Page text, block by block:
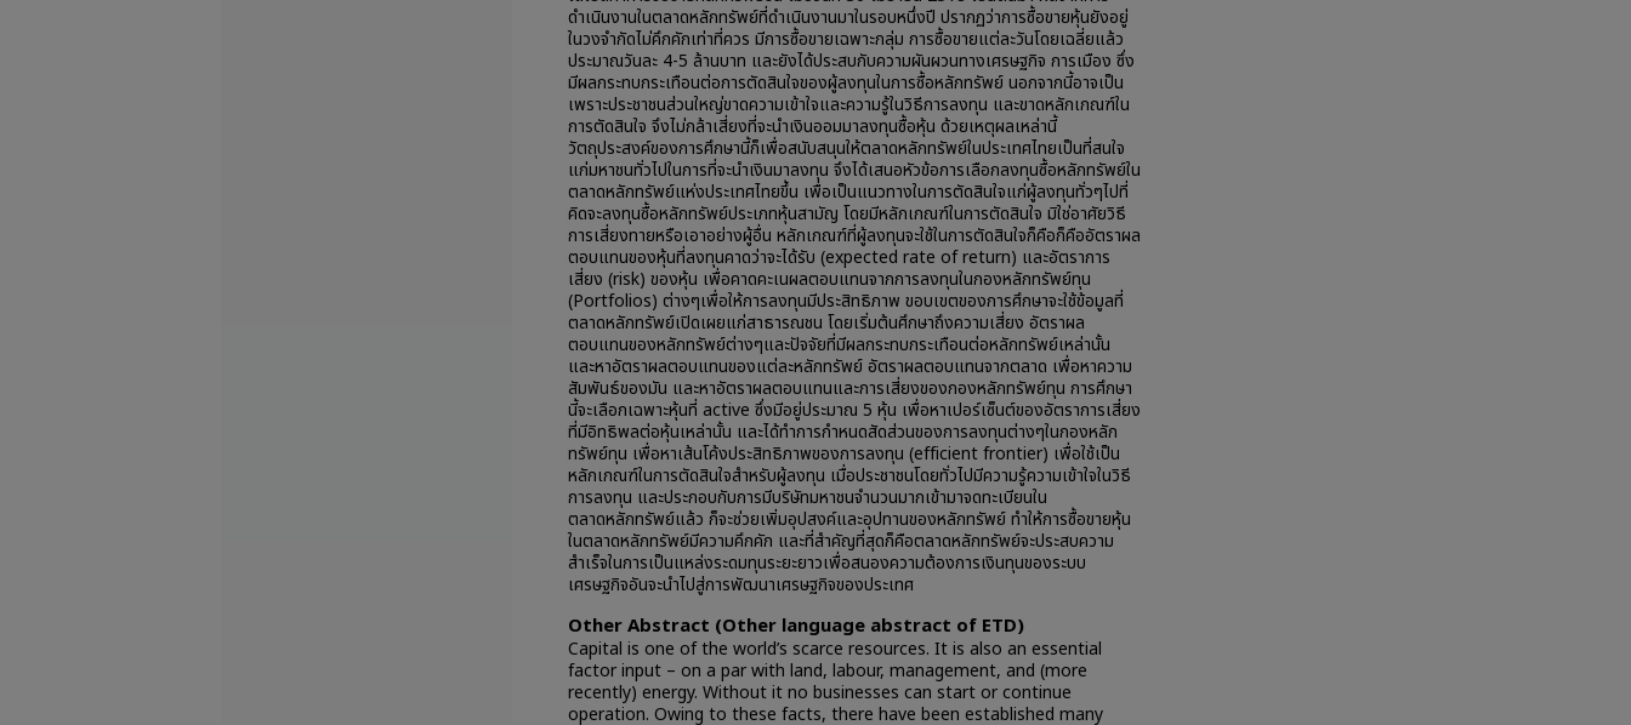
ดำเนินงานในตลาดหลักทรัพย์ที่ดำเนินงานมาในรอบหนึ่งปี ปรากฏว่าการซื้อขายหุ้นยังอยู่
ในวงจำกัดไม่คึกคักเท่าที่ควร มีการซื้อขายเฉพาะกลุ่ม การซื้อขายแต่ละวันโดยเฉลี่ยแล้ว
ประมาณวันละ 4-5 ล้านบาท และยังได้ประสบกับความผันผวนทางเศรษฐกิจ การเมือง ซึ่ง
มีผลกระทบกระเทือนต่อการตัดสินใจของผู้ลงทุนในการซื้อหลักทรัพย์ นอกจากนี้อาจเป็น
เพราะประชาชนส่วนใหญ่ขาดความเข้าใจและความรู้ในวิธีการลงทุน และขาดหลักเกณฑ์ใน
การตัดสินใจ จึงไม่กล้าเสี่ยงที่จะนำเงินออมมาลงทุนซื้อหุ้น ด้วยเหตุผลเหล่านี้
วัตถุประสงค์ของการศึกษานี้ก็เพื่อสนับสนุนให้ตลาดหลักทรัพย์ในประเทศไทยเป็นที่สนใจ
แก่มหาชนทั่วไปในการที่จะนำเงินมาลงทุน จึงได้เสนอหัวข้อการเลือกลงทุนซื้อหลักทรัพย์ใน
ตลาดหลักทรัพย์แห่งประเทศไทยขึ้น เพื่อเป็นแนวทางในการตัดสินใจแก่ผู้ลงทุนทั่วๆไปที่
คิดจะลงทุนซื้อหลักทรัพย์ประเภทหุ้นสามัญ โดยมีหลักเกณฑ์ในการตัดสินใจ มิใช่อาศัยวิธี
การเสี่ยงทายหรือเอาอย่างผู้อื่น หลักเกณฑ์ที่ผู้ลงทุนจะใช้ในการตัดสินใจก็คือก็คืออัตราผล
ตอบแทนของหุ้นที่ลงทุนคาดว่าจะได้รับ (expected rate of return) และอัตราการ
เสี่ยง (risk) ของหุ้น เพื่อคาดคะเนผลตอบแทนจากการลงทุนในกองหลักทรัพย์ทุน
(Portfolios) ต่างๆเพื่อให้การลงทุนมีประสิทธิภาพ ขอบเขตของการศึกษาจะใช้ข้อมูลที่
ตลาดหลักทรัพย์เปิดเผยแก่สาธารณชน โดยเริ่มต้นศึกษาถึงความเสี่ยง อัตราผล
ตอบแทนของหลักทรัพย์ต่างๆและปัจจัยที่มีผลกระทบกระเทือนต่อหลักทรัพย์เหล่านั้น
และหาอัตราผลตอบแทนของแต่ละหลักทรัพย์ อัตราผลตอบแทนจากตลาด เพื่อหาความ
สัมพันธ์ของมัน และหาอัตราผลตอบแทนและการเสี่ยงของกองหลักทรัพย์ทุน การศึกษา
นี้จะเลือกเฉพาะหุ้นที่ active ซึ่งมีอยู่ประมาณ 5 หุ้น เพื่อหาเปอร์เซ็นต์ของอัตราการเสี่ยง
ที่มีอิทธิพลต่อหุ้นเหล่านั้น และได้ทำการกำหนดสัดส่วนของการลงทุนต่างๆในกองหลัก
ทรัพย์ทุน เพื่อหาเส้นโค้งประสิทธิภาพของการลงทุน (efficient frontier) เพื่อใช้เป็น
หลักเกณฑ์ในการตัดสินใจสำหรับผู้ลงทุน เมื่อประชาชนโดยทั่วไปมีความรู้ความเข้าใจในวิธี
การลงทุน และประกอบกับการมีบริษัทมหาชนจำนวนมากเข้ามาจดทะเบียนใน
ตลาดหลักทรัพย์แล้ว ก็จะช่วยเพิ่มอุปสงค์และอุปทานของหลักทรัพย์ ทำให้การซื้อขายหุ้น
ในตลาดหลักทรัพย์มีความคึกคัก และที่สำคัญที่สุดก็คือตลาดหลักทรัพย์จะประสบความ
สำเร็จในการเป็นแหล่งระดมทุนระยะยาวเพื่อสนองความต้องการเงินทุนของระบบ
เศรษฐกิจอันจะนำไปสู่การพัฒนาเศรษฐกิจของประเทศ
Other Abstract (Other language abstract of ETD)
Capital is one of the world’s scarce resources. It is also an essential
factor input – on a par with land, labour, management, and (more
recently) energy. Without it no businesses can start or continue
operation. Owing to these facts, there have been established many